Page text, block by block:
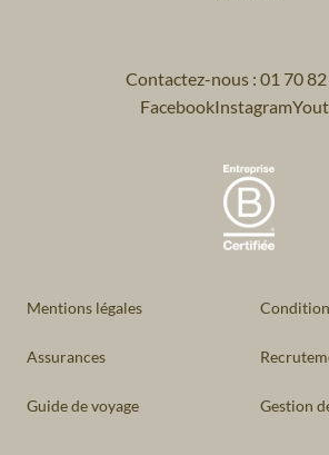
Contactez-nous : 01 70
FacebookInstagram
Mentions légales
Assurances
Guide de voyage Gestion